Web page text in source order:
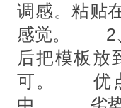
调感。粘贴
感觉。 2
后把模板放
可。 优点